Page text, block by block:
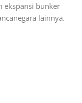
ekspansi bunker
lainnya.